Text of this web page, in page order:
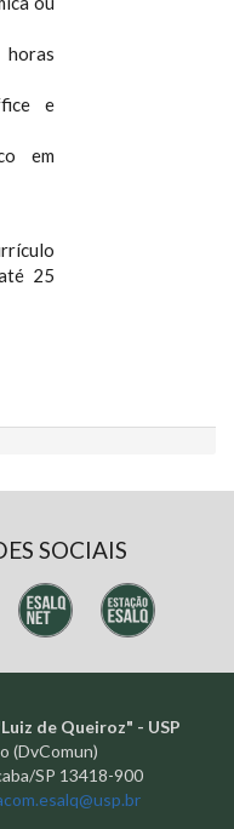
e
em
25
SOCIAIS
de Queiroz" - USP
(DvComun)
SP 13418-900